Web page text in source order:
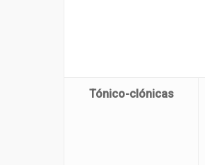
Tónico-clónicas